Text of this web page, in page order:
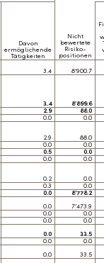
Davon
ermöglichende
Tätigkeiten
Nicht
bewertete
Risiko-
positionen
3.4 8’900.7
3.4 8’899.6
2.9 88.0
0.0 0.0
2.9 88.0
0.0 0.0
0.5 0.0
0.0 0.0
0.2 0.0
0.3 0.0
0.0 8’778.2
0.0 7’473.9
0.0 0.0
0.0 0.0
0.0 33.5
0.0 0.0
0.0 33.5